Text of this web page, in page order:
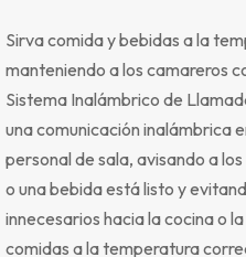
Sirva comida y bebidas a la
manteniendo a los camareros
Sistema Inalámbrico de
una comunicación inalámbrica
personal de sala, avisando a
o una bebida está listo y
innecesarios hacia la cocina o
comidas a la temperatura